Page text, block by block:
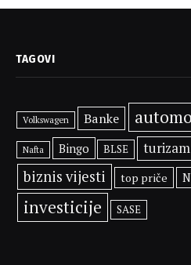
TAGOVI
Volkswagen Banke
Nafta Bingo BLSE turizam
biznis vijesti
top priče
investicije SASE